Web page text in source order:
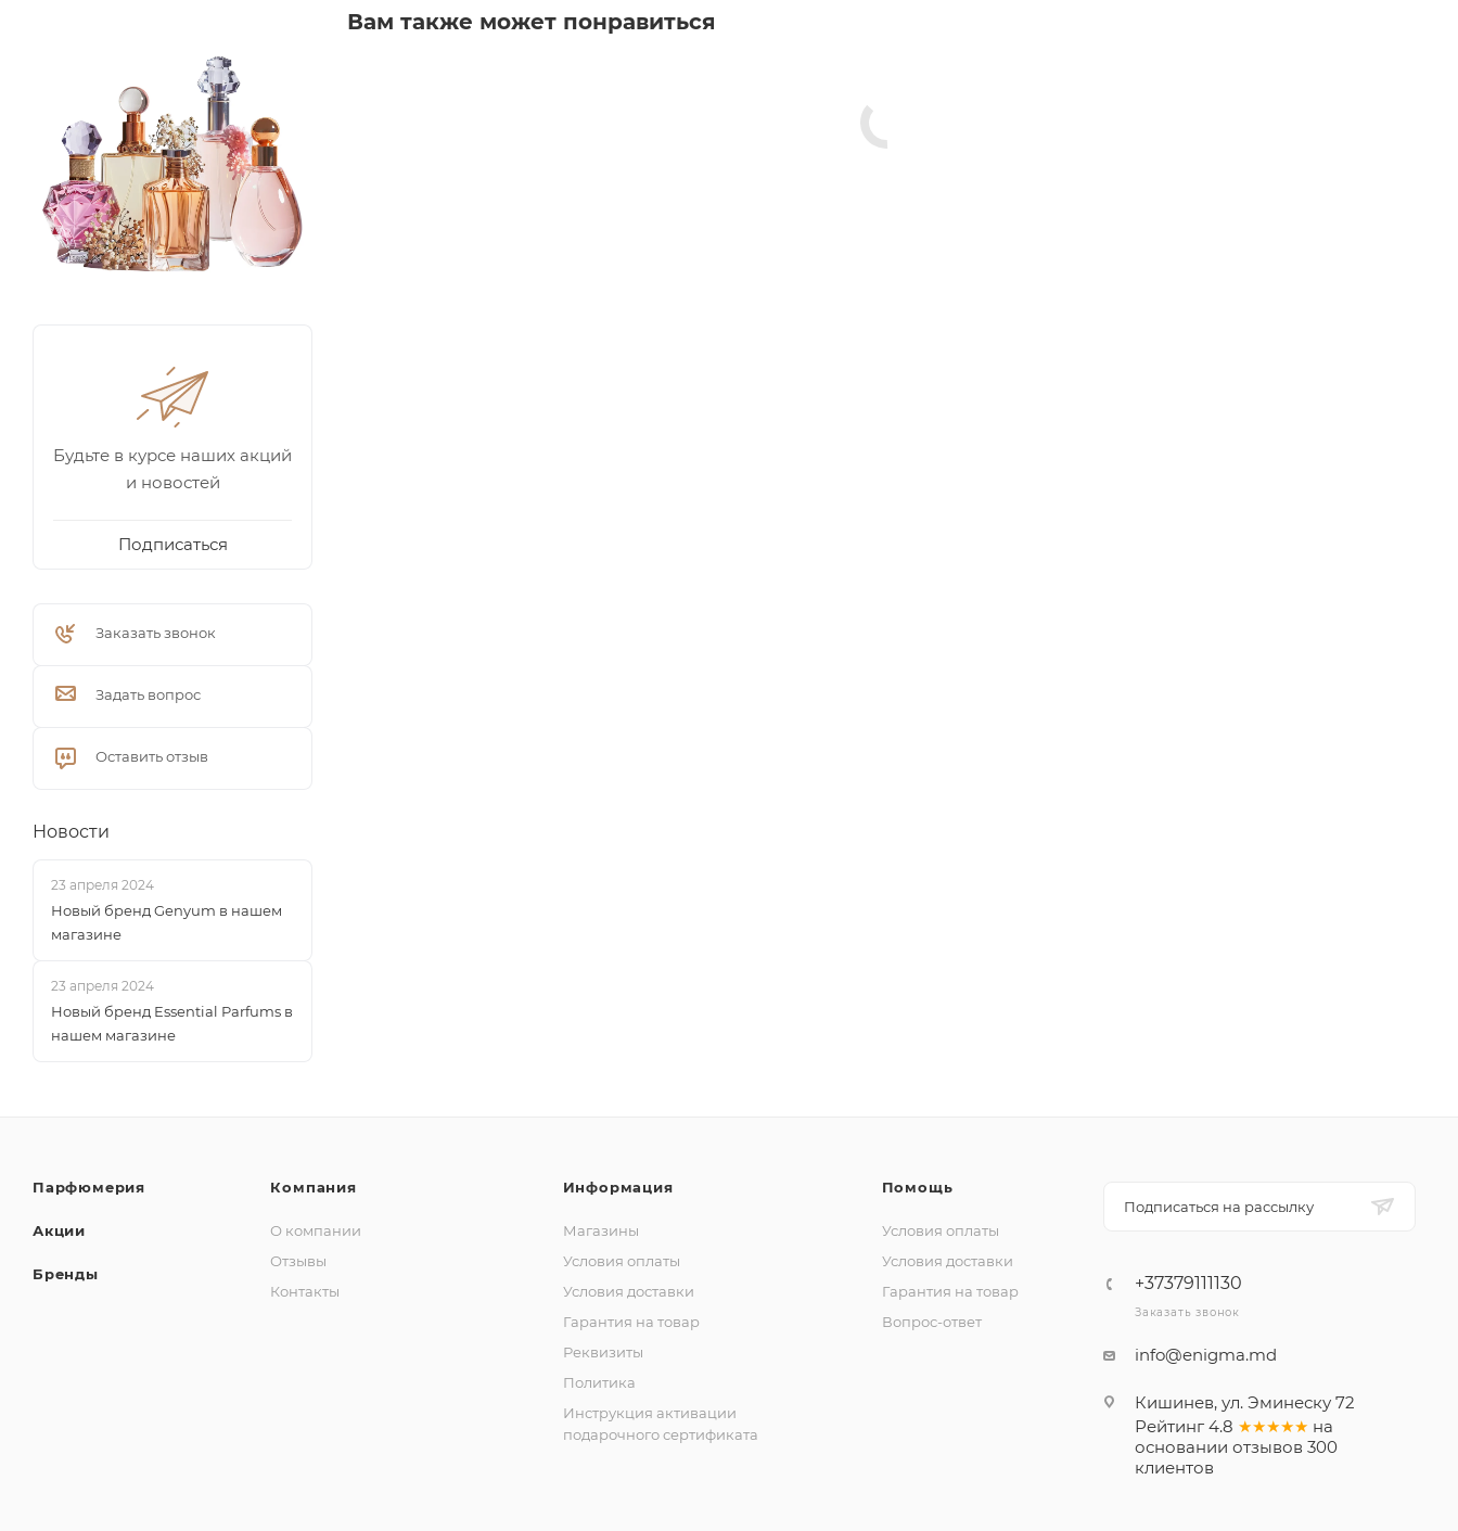
Вам также может понравиться
Будьте в курсе наших акций
и новостей
Подписаться
Заказать звонок
Задать вопрос
Оставить отзыв
Новости
23 апреля 2024
Новый бренд Genyum в нашем
магазине
23 апреля 2024
Новый бренд Essential Parfums в
нашем магазине
Парфюмерия
Акции
Бренды
Компания
О компании
Отзывы
Контакты
Информация
Магазины
Условия оплаты
Условия доставки
Гарантия на товар
Реквизиты
Политика
Инструкция активации
подарочного сертификата
Помощь
Условия оплаты
Условия доставки
Гарантия на товар
Вопрос-ответ
Подписаться на рассылку
+37379111130
Заказать звонок
info@enigma.md
Кишинев, ул. Эминеску 72
Рейтинг 4.8 ★★★★★ на
основании отзывов 300
клиентов